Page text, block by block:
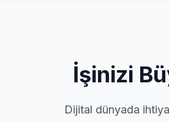
İşinizi
Dijital dünyada